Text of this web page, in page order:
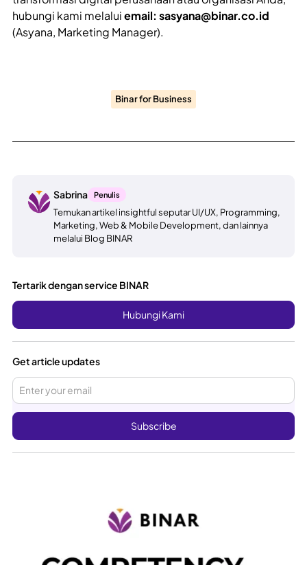
hubungi kami melaluiemail: sasyana@binar.co.id
(Asyana, Marketing Manager).
Binar for Business
Sabrina Penulis
Temukan artikel insightful seputar UI/UX, Programming,
Marketing, Web & Mobile Development, dan lainnya
melalui Blog BINAR
Tertarik dengan service BINAR
Hubungi Kami
Get article updates